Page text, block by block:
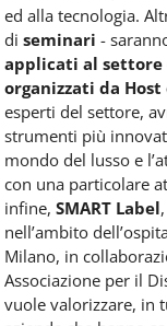
ed alla tecnologia.
di seminari -
applicati al settore
organizzati da Host
esperti del settore,
strumenti più
mondo del lusso e
con una particolare
infine, SMART Label
nell’ambito
Milano, in
Associazione per il
vuole valorizzare, in